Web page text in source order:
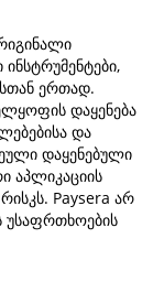
ერთად.
დაყენება
და
დაყენებული
აპლიკაციის
Paysera არ
უსაფრთხოების